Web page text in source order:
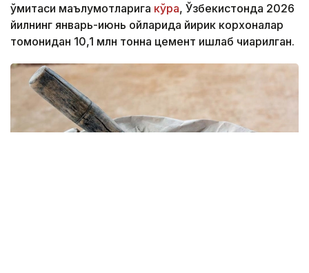
қўмитаси маълумотларига кўра, Ўзбекистонда 2026
йилнинг январь-июнь ойларида йирик корхоналар
томонидан 10,1 млн тонна цемент ишлаб чиқарилган.